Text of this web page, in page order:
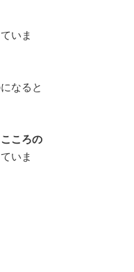
いま
なると
こころの
いま